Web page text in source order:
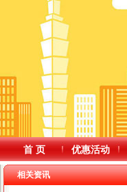
首 页 优惠活动
相关资讯